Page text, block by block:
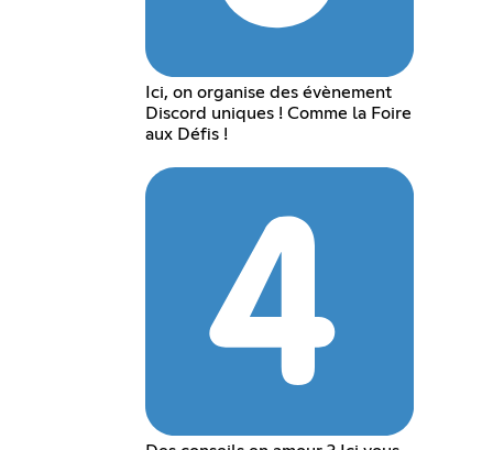
Ici, on organise des évènement
Discord uniques ! Comme la Foire
aux Défis !